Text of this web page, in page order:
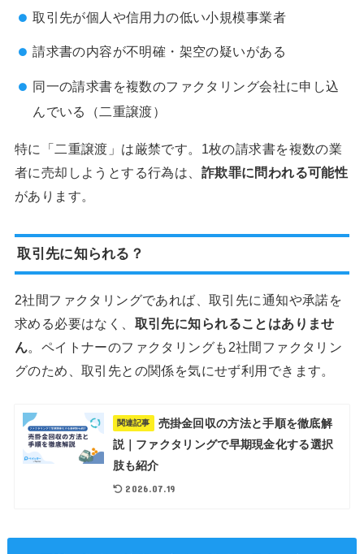
取引先が個人や信用力の低い小規模事業者
請求書の内容が不明確・架空の疑いがある
同一の請求書を複数のファクタリング会社に申し込
んでいる（二重譲渡）
特に「二重譲渡」は厳禁です。1枚の請求書を複数の業
者に売却しようとする行為は、 詐欺罪に問われる可能性
があります。
取引先に知られる？
2社間ファクタリングであれば、取引先に通知や承諾を
求める必要はなく、 取引先に知られることはありませ
ん。ペイトナーのファクタリングも2社間ファクタリン
グのため、取引先との関係を気にせず利用できます。
関連記事
売掛金回収の方法と手順を徹底解
説｜ファクタリングで早期現金化する選択
肢も紹介
2026.07.19